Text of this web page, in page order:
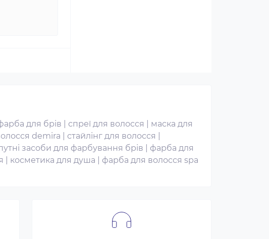
для брів спреї для волосся
маска для
demira стайлінг для волосся
засоби для фарбування брів
фарба для
косметика для душа
фарба для волосся spa